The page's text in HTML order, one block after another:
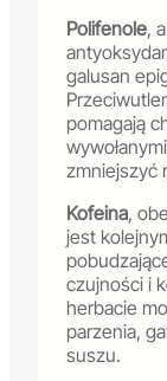
Polifenole,
galusan
pomagają
zmniejszyć
Kofeina,
jest
czujności i
herbacie
parzenia,
suszu.